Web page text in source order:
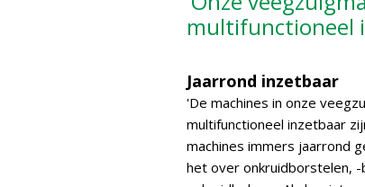
multifunctioneel
Jaarrond inzetbaar
'De machines in onze
multifunctioneel inzetbaar
machines immers jaarrond
het over onkruidborstelen, -